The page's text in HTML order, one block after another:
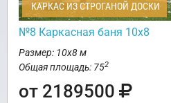
КАРКАС ИЗ СТРОГАНОЙ ДОСКИ
№8 Каркасная баня 10х8
Размер: 10х8 м
Общая площадь: 752
от 2189500